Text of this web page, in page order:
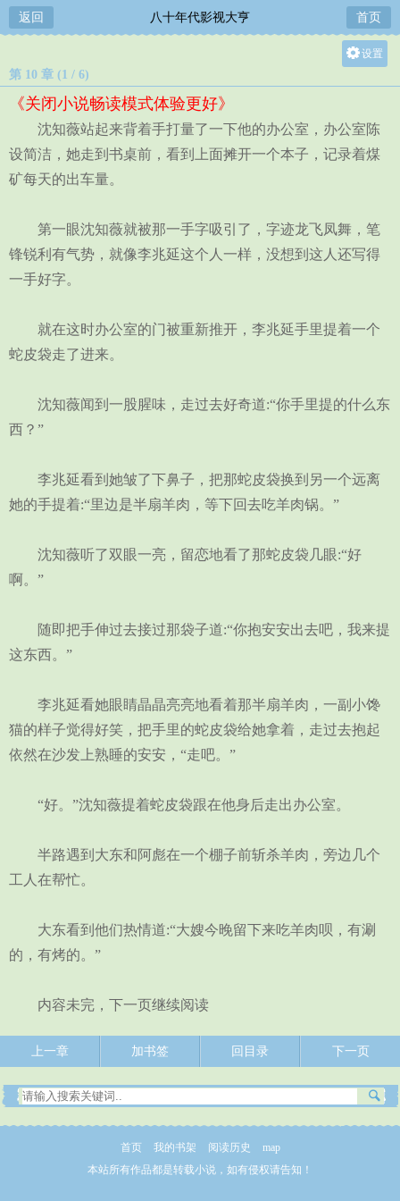
返回 八十年代影视大亨 首页
设置
中
小
第 10 章 (1 / 6)
《关闭小说畅读模式体验更好》
沈知薇站起来背着手打量了一下他的办公室，办公室陈
设简洁，她走到书桌前，看到上面摊开一个本子，记录着煤
矿每天的出车量。
第一眼沈知薇就被那一手字吸引了，字迹龙飞凤舞，笔
锋锐利有气势，就像李兆延这个人一样，没想到这人还写得
一手好字。
就在这时办公室的门被重新推开，李兆延手里提着一个
蛇皮袋走了进来。
沈知薇闻到一股腥味，走过去好奇道:“你手里提的什么东
西？”
李兆延看到她皱了下鼻子，把那蛇皮袋换到另一个远离
她的手提着:“里边是半扇羊肉，等下回去吃羊肉锅。”
沈知薇听了双眼一亮，留恋地看了那蛇皮袋几眼:“好
啊。”
随即把手伸过去接过那袋子道:“你抱安安出去吧，我来提
这东西。”
李兆延看她眼睛晶晶亮亮地看着那半扇羊肉，一副小馋
猫的样子觉得好笑，把手里的蛇皮袋给她拿着，走过去抱起
依然在沙发上熟睡的安安，“走吧。”
“好。”沈知薇提着蛇皮袋跟在他身后走出办公室。
半路遇到大东和阿彪在一个棚子前斩杀羊肉，旁边几个
工人在帮忙。
大东看到他们热情道:“大嫂今晚留下来吃羊肉呗，有涮
的，有烤的。”
内容未完，下一页继续阅读
上一章 加书签 回目录 下一页
首页 我的书架 阅读历史
map
本站所有作品都是转载小说，如有侵权请告知！